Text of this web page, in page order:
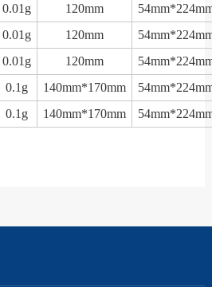
0.01g 120mm
0.01g 120mm
0.01g 120mm
0.1g 140mm*170mm
0.1g 140mm*170mm